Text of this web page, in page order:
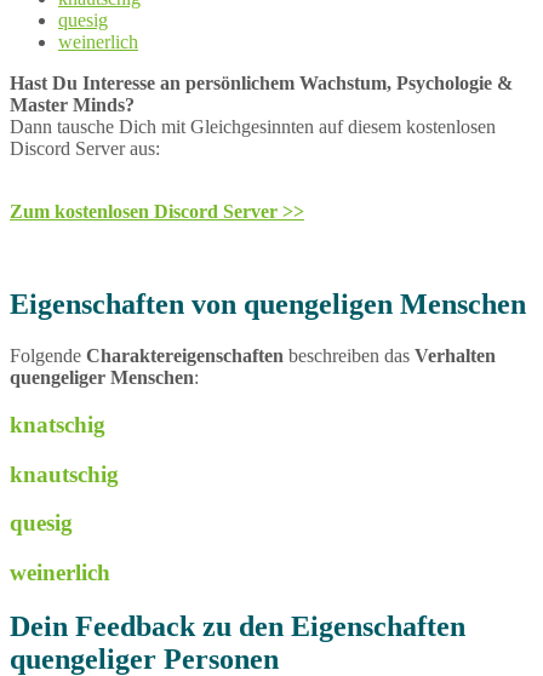
quesig
weinerlich
Hast Du Interesse an persönlichem Wachstum, Psychologie &
Master Minds?
Dann tausche Dich mit Gleichgesinnten auf diesem kostenlosen
Discord Server aus:
Zum kostenlosen Discord Server >>
Eigenschaften von quengeligen Menschen
Folgende Charaktereigenschaften beschreiben das Verhalten
quengeliger Menschen:
knatschig
knautschig
quesig
weinerlich
Dein Feedback zu den Eigenschaften
quengeliger Personen